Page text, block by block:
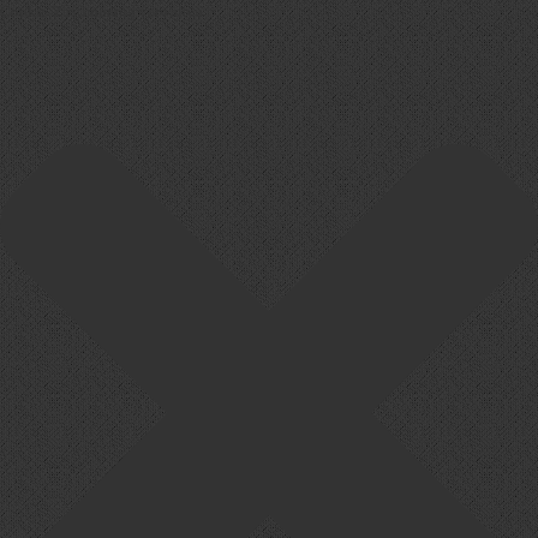
Cookie-Zustimmung verwalten